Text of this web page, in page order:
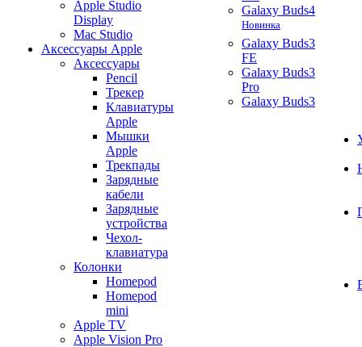
Apple Studio
Display
Mac Studio
Аксессуары Apple
Аксессуары
Pencil
Трекер
Клавиатуры
Apple
Мышки
Apple
Трекпады
Зарядные
кабели
Зарядные
устройства
Чехол-
клавиатура
Колонки
Homepod
Homepod
mini
Apple TV
Apple Vision Pro
Galaxy Buds4
Новинка
Galaxy Buds3
FE
Galaxy Buds3
Pro
Galaxy Buds3